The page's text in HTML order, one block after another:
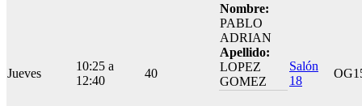
Jueves
10:25 a
12:40
40
Nombre:
PABLO
ADRIAN
Apellido:
LOPEZ
GOMEZ
Salón
18